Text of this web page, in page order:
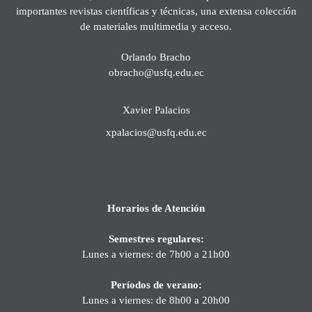
importantes revistas científicas y técnicas, una extensa colección
de materiales multimedia y acceso.
Orlando Bracho
obracho@usfq.edu.ec
Xavier Palacios
xpalacios@usfq.edu.ec
Horarios de Atención
Semestres regulares:
Lunes a viernes: de 7h00 a 21h00
Períodos de verano:
Lunes a viernes: de 8h00 a 20h00